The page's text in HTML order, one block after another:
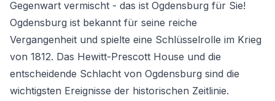
Gegenwart vermischt - das ist Ogdensburg für Sie!
Ogdensburg ist bekannt für seine reiche
Vergangenheit und spielte eine Schlüsselrolle im Krieg
von 1812. Das Hewitt-Prescott House und die
entscheidende Schlacht von Ogdensburg sind die
wichtigsten Ereignisse der historischen Zeitlinie.